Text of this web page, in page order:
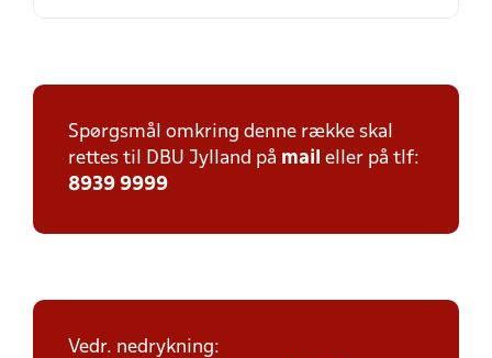
Spørgsmål omkring denne række skal
rettes til DBU Jylland på mail eller på tlf:
8939 9999
Vedr. nedrykning: